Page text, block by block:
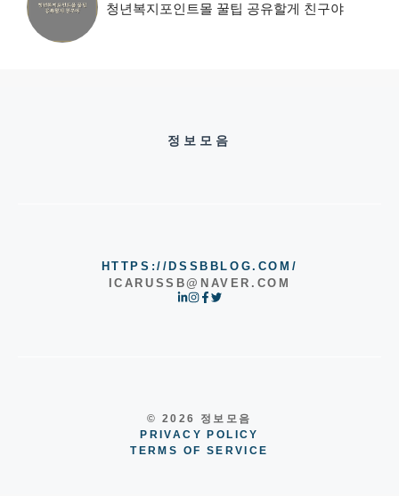
청년복지포인트몰 꿀팁 공유할게 친구야
정보모음
HTTPS://DSSBBLOG.COM/
ICARUSSB@NAVER.COM
© 2026 정보모음
PRIVACY POLICY
TERMS OF SERVICE